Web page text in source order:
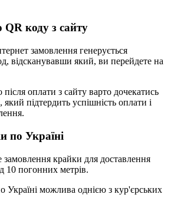
коду з сайту
замовлення генерується
відсканувавши який, ви перейдете на
після оплати з сайту варто дочекатись
який підтердить успішність оплати і
по Україні
замовлення крайки для доставлення
10 погонних метрів.
Україні можлива однією з кур'єрських